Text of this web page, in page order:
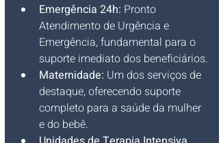
Emergência 24h: Pronto
Atendimento de Urgência e
Emergência, fundamental para o
suporte imediato dos beneficiários.
Maternidade: Um dos serviços de
destaque, oferecendo suporte
completo para a saúde da mulher
e do bebê.